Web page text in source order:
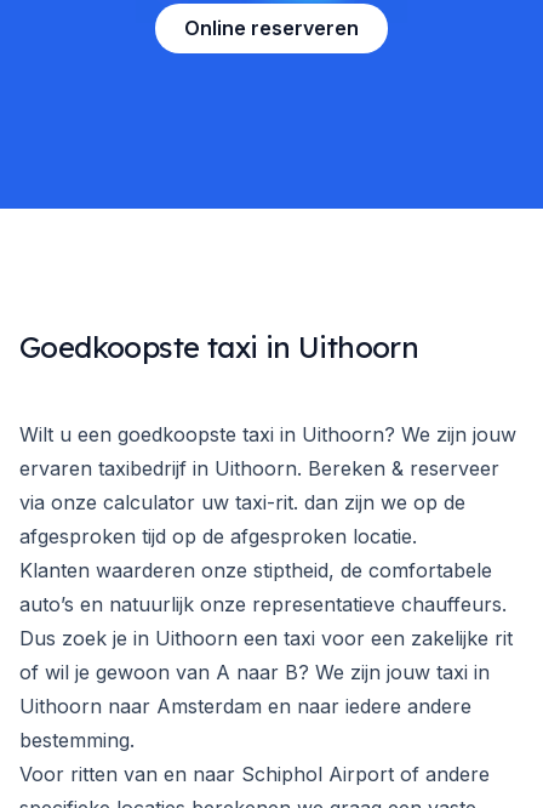
Online reserveren
Goedkoopste taxi in Uithoorn
Wilt u een goedkoopste taxi in Uithoorn? We zijn jouw
ervaren taxibedrijf in Uithoorn. Bereken & reserveer
via onze calculator uw taxi-rit. dan zijn we op de
afgesproken tijd op de afgesproken locatie.
Klanten waarderen onze stiptheid, de comfortabele
auto’s en natuurlijk onze representatieve chauffeurs.
Dus zoek je in Uithoorn een taxi voor een zakelijke rit
of wil je gewoon van A naar B? We zijn jouw taxi in
Uithoorn naar Amsterdam en naar iedere andere
bestemming.
Voor ritten van en naar Schiphol Airport of andere